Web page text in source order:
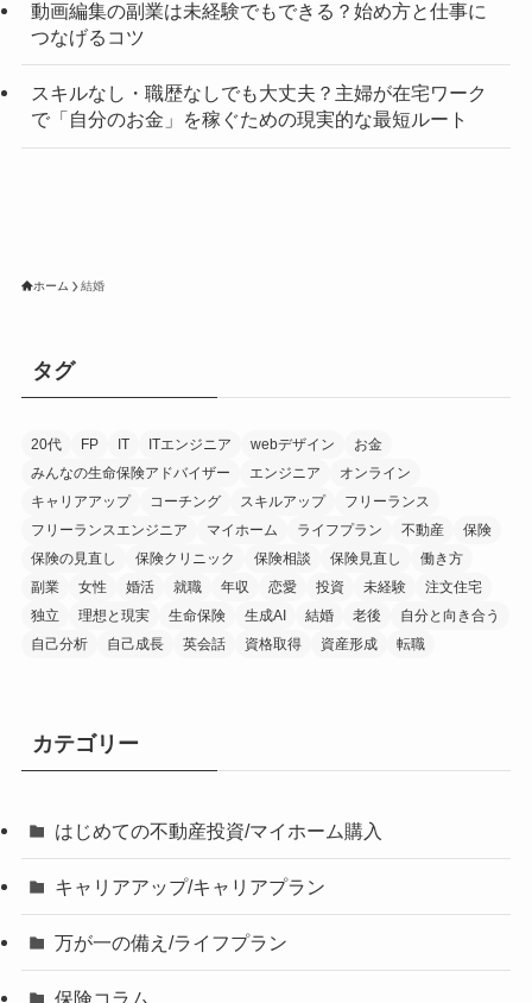
動画編集の副業は未経験でもできる？始め方と仕事に
つなげるコツ
スキルなし・職歴なしでも大丈夫？主婦が在宅ワーク
で「自分のお金」を稼ぐための現実的な最短ルート
ホーム 結婚
タグ
20代 FP IT ITエンジニア webデザイン
お金
みんなの生命保険アドバイザー
エンジニア
オンライン
キャリアアップ
コーチング スキルアップ
フリーランス
フリーランスエンジニア
マイホーム ライフプラン 不動産
保険
保険の見直し
保険クリニック 保険相談 保険見直し
働き方
副業
女性 婚活 就職 年収 恋愛 投資 未経験
注文住宅
独立
理想と現実 生命保険 生成AI 結婚 老後
自分と向き合う
自己分析
自己成長 英会話 資格取得 資産形成 転職
カテゴリー
はじめての不動産投資/マイホーム購入
キャリアアップ/キャリアプラン
万が一の備え/ライフプラン
保険コラム